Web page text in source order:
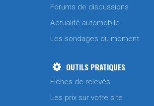
Forums de discussions
Actualité automobile
Les sondages du moment
OUTILS PRATIQUES
Fiches de relevés
Les prix sur votre site